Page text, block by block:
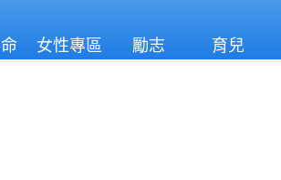
女性專區 勵志 育兒